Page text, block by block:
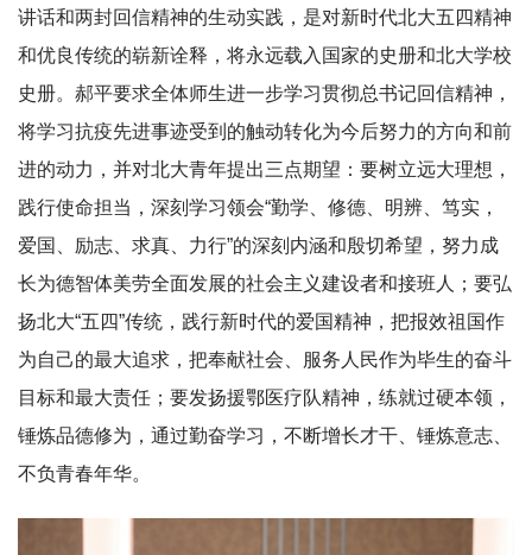
讲话和两封回信精神的生动实践，是对新时代北大五四精神
和优良传统的崭新诠释，将永远载入国家的史册和北大学校
史册。郝平要求全体师生进一步学习贯彻总书记回信精神，
将学习抗疫先进事迹受到的触动转化为今后努力的方向和前
进的动力，并对北大青年提出三点期望：要树立远大理想，
践行使命担当，深刻学习领会“勤学、修德、明辨、笃实，
爱国、励志、求真、力行”的深刻内涵和殷切希望，努力成
长为德智体美劳全面发展的社会主义建设者和接班人；要弘
扬北大“五四”传统，践行新时代的爱国精神，把报效祖国作
为自己的最大追求，把奉献社会、服务人民作为毕生的奋斗
目标和最大责任；要发扬援鄂医疗队精神，练就过硬本领，
锤炼品德修为，通过勤奋学习，不断增长才干、锤炼意志、
不负青春年华。